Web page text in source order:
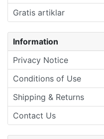
Gratis artiklar
Information
Privacy Notice
Conditions of Use
Shipping & Returns
Contact Us